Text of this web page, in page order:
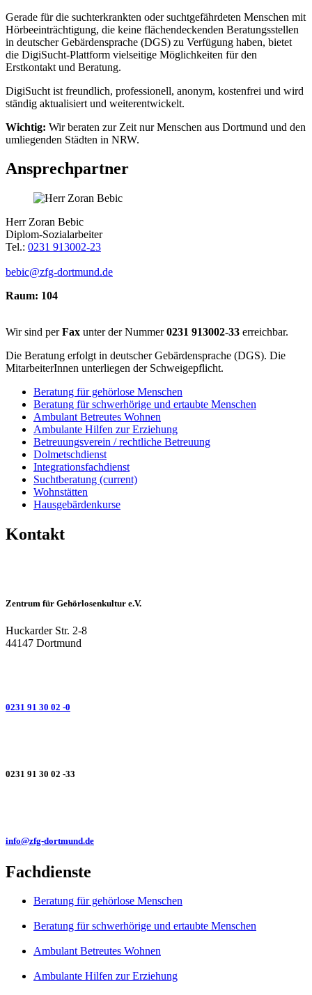
Gerade für die suchterkrankten oder suchtgefährdeten Menschen mit
Hörbeeinträchtigung, die keine flächendeckenden Beratungsstellen
in deutscher Gebärdensprache (DGS) zu Verfügung haben, bietet
die DigiSucht-Plattform vielseitige Möglichkeiten für den
Erstkontakt und Beratung.
DigiSucht ist freundlich, professionell, anonym, kostenfrei und wird
ständig aktualisiert und weiterentwickelt.
Wichtig: Wir beraten zur Zeit nur Menschen aus Dortmund und den
umliegenden Städten in NRW.
Ansprechpartner
Herr Zoran Bebic
Diplom-Sozialarbeiter
Tel.: 0231 913002-23
bebic@zfg-dortmund.de
Raum: 104
Wir sind perFax unter der Nummer0231 913002-33 erreichbar.
Die Beratung erfolgt in deutscher Gebärdensprache (DGS). Die
MitarbeiterInnen unterliegen der Schweigepflicht.
Beratung für gehörlose Menschen
Beratung für schwerhörige und ertaubte Menschen
Ambulant Betreutes Wohnen
Ambulante Hilfen zur Erziehung
Betreuungsverein / rechtliche Betreuung
Dolmetschdienst
Integrationsfachdienst
Suchtberatung (current)
Wohnstätten
Hausgebärdenkurse
Kontakt
Zentrum für Gehörlosenkultur e.V.
Huckarder Str. 2-8
44147 Dortmund
0231 91 30 02 -0
0231 91 30 02 -33
info@zfg-dortmund.de
Fachdienste
Beratung für gehörlose Menschen
Beratung für schwerhörige und ertaubte Menschen
Ambulant Betreutes Wohnen
Ambulante Hilfen zur Erziehung